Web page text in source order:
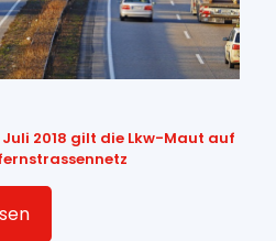
Juli 2018 gilt die Lkw-Maut auf